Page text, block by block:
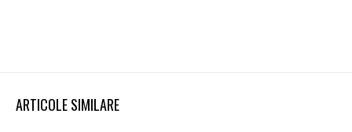
ARTICOLE SIMILARE